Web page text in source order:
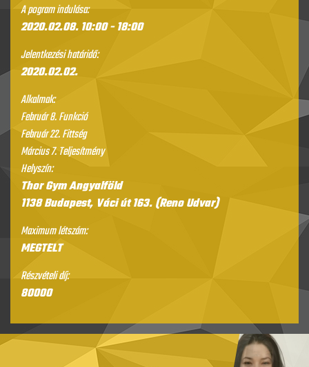
A pogram indulása:
2020.02.08.10:00- 18:00
Jelentkezési határidő:
2020.02.02.
Alkalmak:
Február 8. Funkció
Február 22. Fittség
Március 7. Teljesítmény
Helyszín:
Thor Gym Angyalföld
1138 Budapest, Váci út 163. (Reno Udvar)
Maximum létszám:
MEGTELT
Részvételi díj:
80000